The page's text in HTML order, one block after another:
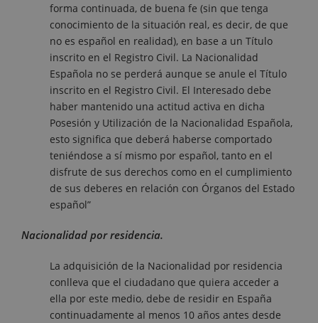
forma continuada, de buena fe (sin que tenga
conocimiento de la situación real, es decir, de que
no es español en realidad), en base a un Título
inscrito en el Registro Civil. La Nacionalidad
Española no se perderá aunque se anule el Título
inscrito en el Registro Civil. El Interesado debe
haber mantenido una actitud activa en dicha
Posesión y Utilización de la Nacionalidad Española,
esto significa que deberá haberse comportado
teniéndose a sí mismo por español, tanto en el
disfrute de sus derechos como en el cumplimiento
de sus deberes en relación con Órganos del Estado
español”
Nacionalidad por residencia.
La adquisición de la Nacionalidad por residencia
conlleva que el ciudadano que quiera acceder a
ella por este medio, debe de residir en España
continuadamente al menos 10 años antes desde